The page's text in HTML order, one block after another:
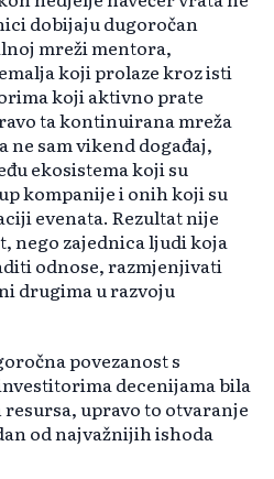
dobijaju dugoročan
mreži mentora,
koji prolaze kroz isti
koji aktivno prate
ta kontinuirana mreža
ne sam vikend događaj,
ekosistema koji su
kompanije i onih koji su
evenata. Rezultat nije
nego zajednica ljudi koja
odnose, razmjenjivati
drugima u razvoju
povezanost s
decenijama bila
upravo to otvaranje
od najvažnijih ishoda